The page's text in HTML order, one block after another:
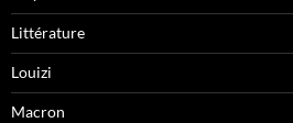
Littérature
Louizi
Macron